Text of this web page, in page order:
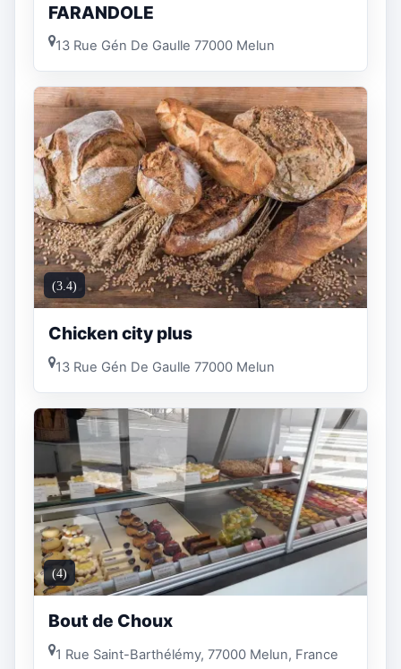
FARANDOLE
13 Rue Gén De Gaulle 77000 Melun
(3.4)
Chicken city plus
13 Rue Gén De Gaulle 77000 Melun
(4)
Bout de Choux
1 Rue Saint-Barthélémy, 77000 Melun, France